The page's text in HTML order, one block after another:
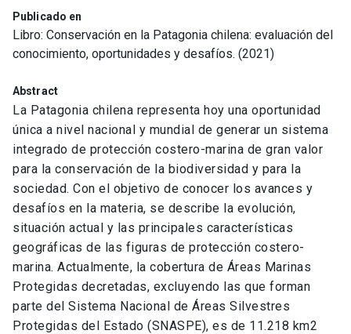
Publicado en
Libro: Conservación en la Patagonia chilena: evaluación del
conocimiento, oportunidades y desafíos. (2021)
Abstract
La Patagonia chilena representa hoy una oportunidad
única a nivel nacional y mundial de generar un sistema
integrado de protección costero-marina de gran valor
para la conservación de la biodiversidad y para la
sociedad. Con el objetivo de conocer los avances y
desafíos en la materia, se describe la evolución,
situación actual y las principales características
geográficas de las figuras de protección costero-
marina. Actualmente, la cobertura de Áreas Marinas
Protegidas decretadas, excluyendo las que forman
parte del Sistema Nacional de Áreas Silvestres
Protegidas del Estado (SNASPE), es de 11.218 km2